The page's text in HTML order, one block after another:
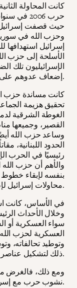
كانت المحاولة
حيث قصفت إسرائيل
وحزب الله في
إسرائيل استهدافها
الأسلحة إلى حزب
الإسرائيليون تلك
إضعاف عدوهم على الحدود الشمالية.
كانت مساندة حزب
تحقيق هزيمة
الغوطة الشرقية
القصير، وجميعها
وساعد حزب الله
الحدود اللبنانية،
رئيسيًا في الحرب
والأهم أن حزب
بنفسه لإبقاء خطوط
محاولات إسرائيل لإضعافه.
وخلال الأحداث
سواء العسكرية أو
العسكرية لحزب
وتوطيد تحالفاته،
ذلك لتشكيل عناصر ردع مهمة ضد إسرائيل.
ومع ذلك، فالغرض من
نشوب حرب مع إسرائيل بدلا من استفزازها.